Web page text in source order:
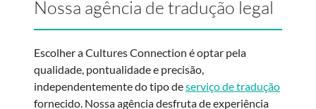
Nossa agência de tradução legal
Escolher a Cultures Connection é optar pela
qualidade, pontualidade e precisão,
independentemente do tipo deserviço de tradução
fornecido. Nossa agência desfruta de experiência